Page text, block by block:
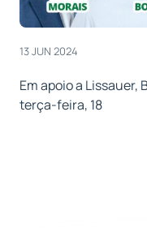
13 JUN 2024
Em apoio a Lissauer,
terça-feira, 18